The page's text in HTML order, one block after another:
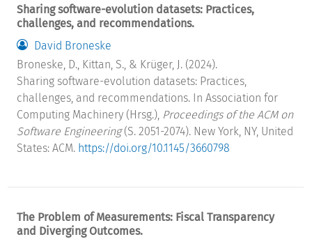
Sharing software-evolution datasets: Practices,
challenges, and recommendations.
David Broneske
Broneske, D., Kittan, S., & Krüger, J. (2024).
Sharing software-evolution datasets: Practices,
challenges, and recommendations. In Association for
Computing Machinery (Hrsg.), Proceedings of the ACM on
Software Engineering(S. 2051-2074). New York, NY, United
States: ACM. https://doi.org/10.1145/3660798
The Problem of Measurements: Fiscal Transparency
and Diverging Outcomes.